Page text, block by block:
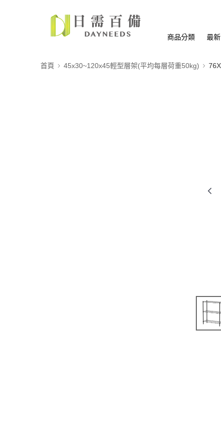
商品分類 最
首頁 45x30~120x45輕型層架(平均每層荷重50kg)